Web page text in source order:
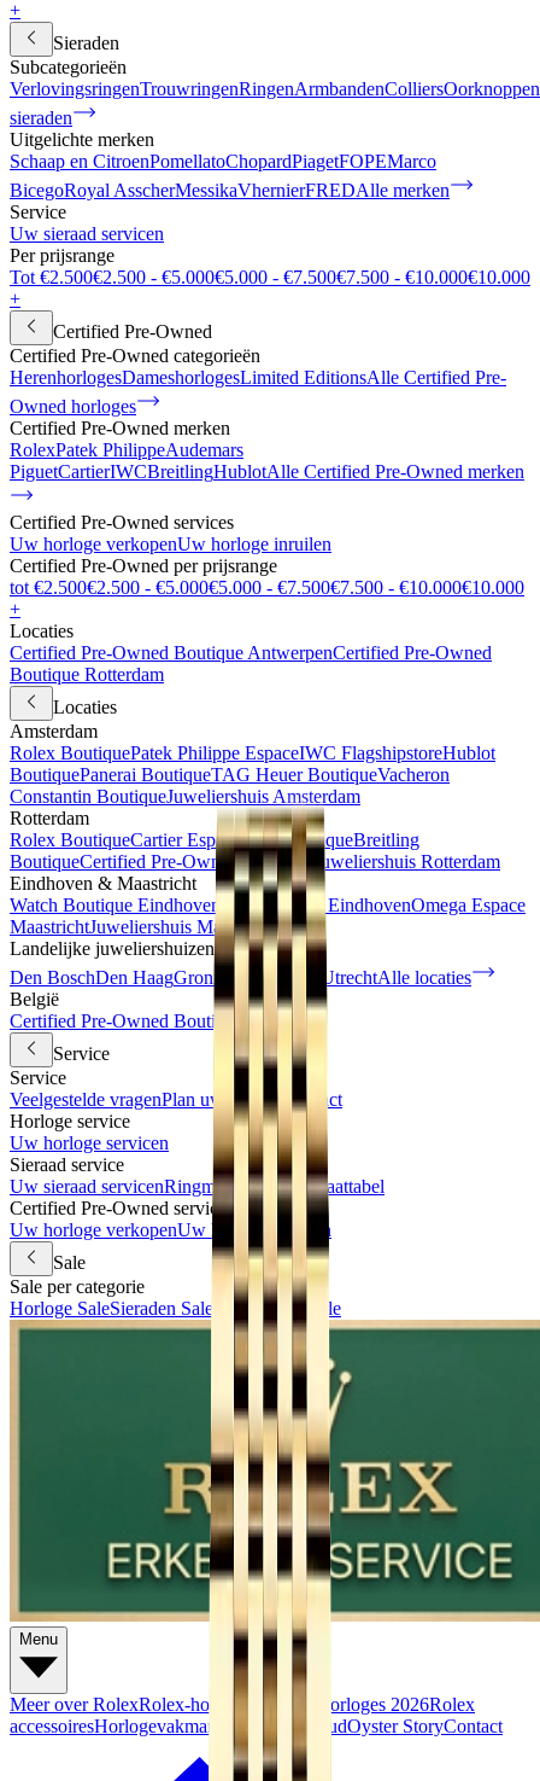
+
Sieraden
Subcategorieën
VerlovingsringenTrouwringenRingenArmbandenColliersOorknoppen
sieraden
Uitgelichte merken
Schaap en CitroenPomellatoChopardPiagetFOPEMarco
BicegoRoyal AsscherMessikaVhernierFREDAlle merken
Service
Uw sieraad servicen
Per prijsrange
Tot €2.500€2.500 - €5.000€5.000 - €7.500€7.500 - €10.000€10.000
+
Certified Pre-Owned
Certified Pre-Owned categorieën
HerenhorlogesDameshorlogesLimited EditionsAlle Certified Pre-
Owned horloges
Certified Pre-Owned merken
RolexPatek PhilippeAudemars
PiguetCartierIWCBreitlingHublotAlle Certified Pre-Owned merken
Certified Pre-Owned services
Uw horloge verkopenUw horloge inruilen
Certified Pre-Owned per prijsrange
tot €2.500€2.500 - €5.000€5.000 - €7.500€7.500 - €10.000€10.000
+
Locaties
Certified Pre-Owned Boutique AntwerpenCertified Pre-Owned
Boutique Rotterdam
Locaties
Amsterdam
Rolex BoutiquePatek Philippe EspaceIWC FlagshipstoreHublot
BoutiquePanerai BoutiqueTAG Heuer BoutiqueVacheron
Constantin BoutiqueJuweliershuis Amsterdam
Rotterdam
Rolex BoutiqueCartier EspaceIWC BoutiqueBreitling
BoutiqueCertified Pre-Owned Boutique
Juweliershuis Rotterdam
Eindhoven & Maastricht
Watch Boutique Eindhoven
Juweliershuis EindhovenOmega Espace
MaastrichtJuweliershuis Maastricht
Landelijke juweliershuizen
Den BoschDen HaagGroningen Haarlem UtrechtAlle locaties
België
Certified Pre-Owned Boutique
Service
Service
Veelgestelde vragenPlan uw bezoek
Contact
Horloge service
Uw horloge servicen
Sieraad service
Uw sieraad servicenRingmaat meten & maattabel
Certified Pre-Owned services
Uw horloge verkopenUw horloge inruilen
Sale
Sale per categorie
Horloge SaleSieraden Sale Accessoires Sale
Menu
Meer over RolexRolex-horloges Nieuwe horloges 2026Rolex
accessoiresHorlogevakmanschap OnderhoudOyster StoryContact